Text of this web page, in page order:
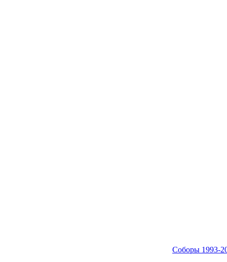
Соборы 1993-